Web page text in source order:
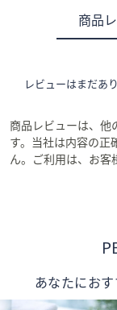
商品
レビューはまだあ
商品レビューは、他
す。当社は内容の正
ん。ご利用は、お客
あなたにお